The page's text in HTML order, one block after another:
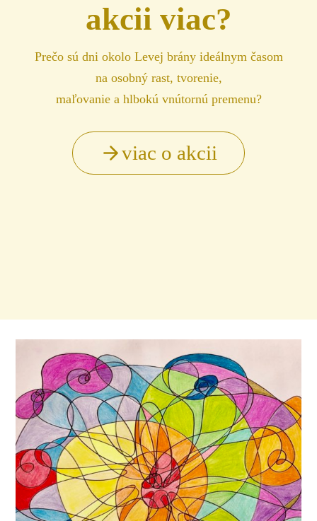
akcii viac?
Prečo sú dni okolo Levej brány ideálnym časom
na osobný rast, tvorenie,
maľovanie a hlbokú vnútornú premenu?
viac o akcii